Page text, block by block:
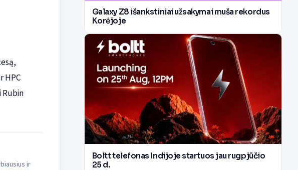
HPC
Rubin
ir
Galaxy Z8 išankstiniai užsakymai muša rekordus
Korėjoje
Boltt telefonas Indijoje startuos jau rugpjūčio
25 d.